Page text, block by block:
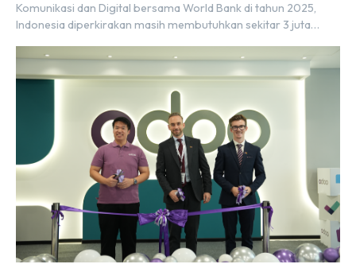
Komunikasi dan Digital bersama World Bank di tahun 2025,
Indonesia diperkirakan masih membutuhkan sekitar 3 juta
tenaga digital baru setiap tahunnya untuk mendukung
percepatan transformasi digital di berbagai sektor strategis.
Kebutuhan tersebut menjadikan pengembangan sumber daya